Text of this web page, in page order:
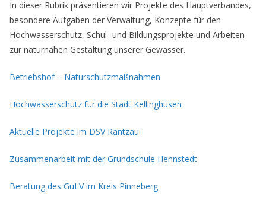
In dieser Rubrik präsentieren wir Projekte des Hauptverbandes,
besondere Aufgaben der Verwaltung, Konzepte für den
Hochwasserschutz, Schul- und Bildungsprojekte und Arbeiten
zur naturnahen Gestaltung unserer Gewässer.
Betriebshof – Naturschutzmaßnahmen
Hochwasserschutz für die Stadt Kellinghusen
Aktuelle Projekte im DSV Rantzau
Zusammenarbeit mit der Grundschule Hennstedt
Beratung des GuLV im Kreis Pinneberg